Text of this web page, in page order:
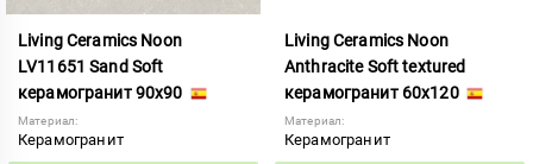
Living Ceramics Noon
LV11651 Sand Soft
керамогранит 90x90
Материал:
Керамогранит
Living Ceramics Noon
Anthracite Soft textured
керамогранит 60x120
Материал:
Керамогранит